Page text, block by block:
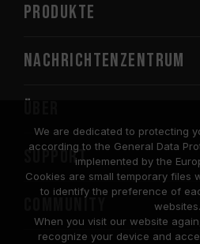
PRODUKTE
Nachrichtenzentrum
SUPPORT
COMMUNITY
We are dedicated to protecting
according to the General Data
implemented by the
Cookies are small temporary files
to identify the preference of
websites.
When you visit our website
recognize your device and